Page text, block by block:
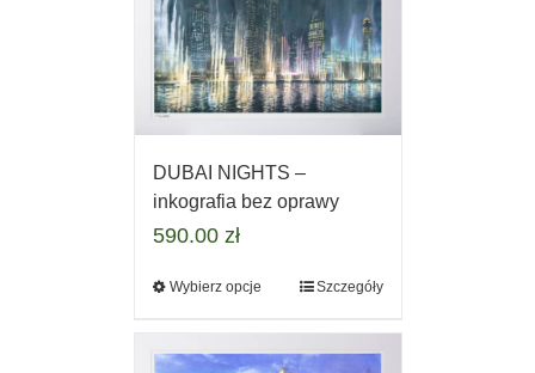
DUBAI NIGHTS –
inkografia bez oprawy
590.00 zł
Wybierz opcje Szczegóły